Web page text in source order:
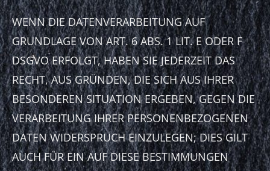
WENN DIE DATENVERARBEITUNG AUF
GRUNDLAGE VON ART. 6 ABS. 1 LIT. E ODER F
DSGVO ERFOLGT, HABEN SIE JEDERZEIT DAS
RECHT, AUS GRÜNDEN, DIE SICH AUS IHRER
BESONDEREN SITUATION ERGEBEN, GEGEN DIE
VERARBEITUNG IHRER PERSONENBEZOGENEN
DATEN WIDERSPRUCH EINZULEGEN; DIES GILT
AUCH FÜR EIN AUF DIESE BESTIMMUNGEN